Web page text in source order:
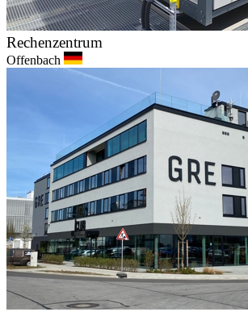
Rechenzentrum
Offenbach